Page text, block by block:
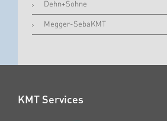
Dehn+Sohne
Megger-SebaKMT
KMT Services